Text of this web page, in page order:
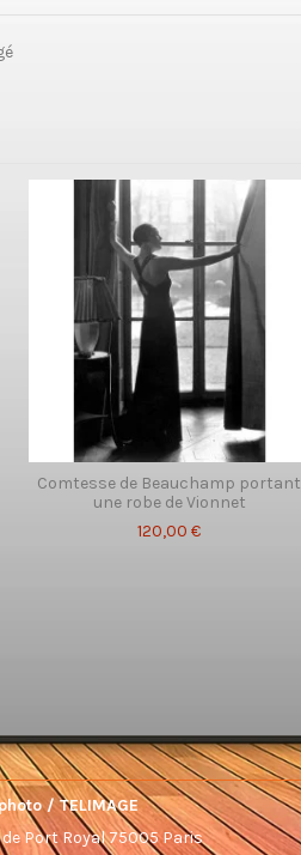
Comtesse de Beauchamp portant
une robe de Vionnet
120,00 €
/ TELIMAGE
de Port Royal 75005 Paris